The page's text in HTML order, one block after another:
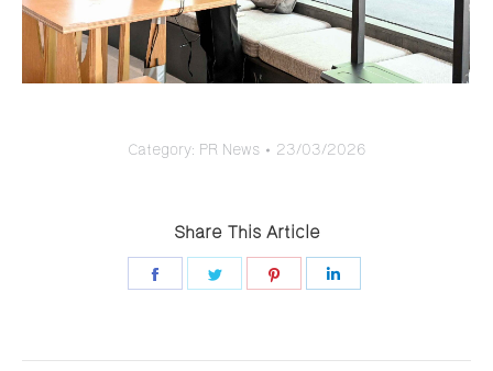
Category: PR News 23/03/2026
Share This Article
Share
Share
Share